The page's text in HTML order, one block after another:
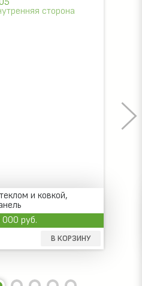
и ковкой,
000 руб.
В КОРЗИНУ